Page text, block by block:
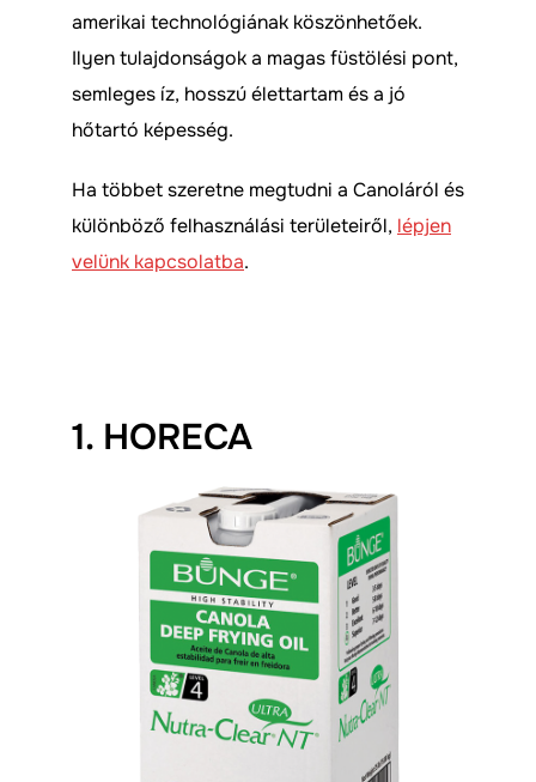
amerikai technológiának köszönhetőek.
Ilyen tulajdonságok a magas füstölési pont,
semleges íz, hosszú élettartam és a jó
hőtartó képesség.
Ha többet szeretne megtudni a Canoláról és
különböző felhasználási területeiről, lépjen
velünk kapcsolatba.
1. HORECA